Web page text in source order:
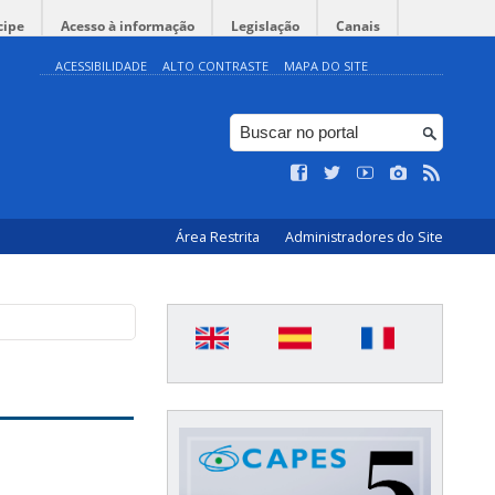
Acesso à informação Legislação Canais
ACESSIBILIDADE ALTO CONTRASTE MAPA DO SITE
Área Restrita Administradores do Site